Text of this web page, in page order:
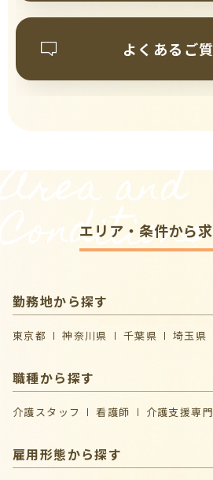
よくあるご
Area and
Conditions
エリア・条件から
勤務地から探す
東京都 神奈川県 千葉県 埼玉県
職種から探す
介護スタッフ 看護師 介護支援専
雇用形態から探す